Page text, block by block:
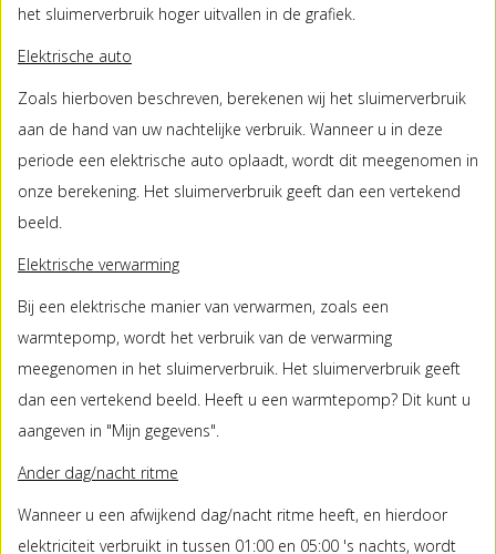
het sluimerverbruik hoger uitvallen in de grafiek.
Elektrische auto
Zoals hierboven beschreven, berekenen wij het sluimerverbruik
aan de hand van uw nachtelijke verbruik. Wanneer u in deze
periode een elektrische auto oplaadt, wordt dit meegenomen in
onze berekening. Het sluimerverbruik geeft dan een vertekend
beeld.
Elektrische verwarming
Bij een elektrische manier van verwarmen, zoals een
warmtepomp, wordt het verbruik van de verwarming
meegenomen in het sluimerverbruik. Het sluimerverbruik geeft
dan een vertekend beeld. Heeft u een warmtepomp? Dit kunt u
aangeven in "Mijn gegevens".
Ander dag/nacht ritme
Wanneer u een afwijkend dag/nacht ritme heeft, en hierdoor
elektriciteit verbruikt in tussen 01:00 en 05:00 's nachts, wordt